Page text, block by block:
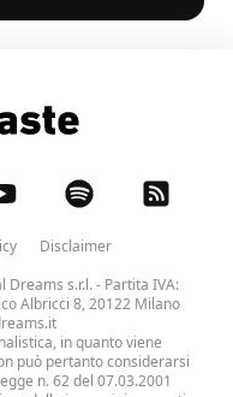
Disclaimer
Dreams s.r.l.- Partita IVA:
Albricci 8, 20122 Milano
in quanto viene
può pertanto considerarsi
n. 62 del 07.03.2001